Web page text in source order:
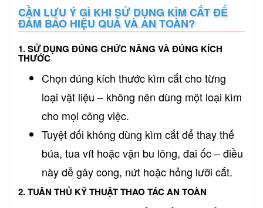
CẦN LƯU Ý GÌ KHI SỬ DỤNG KÌM CẮT ĐỂ
ĐẢM BẢO HIỆU QUẢ VÀ AN TOÀN?
1. SỬ DỤNG ĐÚNG CHỨC NĂNG VÀ ĐÚNG KÍCH
THƯỚC
Chọn đúng kích thước kìm cắt cho từng
loại vật liệu – không nên dùng một loại kìm
cho mọi công việc.
Tuyệt đối không dùng kìm cắt để thay thế
búa, tua vít hoặc vặn bu lông, đai ốc – điều
này dễ gây cong, nứt hoặc hỏng lưỡi cắt.
2. TUÂN THỦ KỸ THUẬT THAO TÁC AN TOÀN